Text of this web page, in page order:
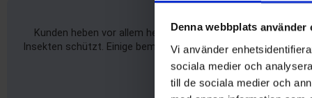
Denna webbplats använder
Vi använder
sociala medier och
till de sociala medier och
Kunden heben vor allem hervor, dass die Brille stylisch,
Insekten schützt. Einige bemängeln jedoch den zu großen